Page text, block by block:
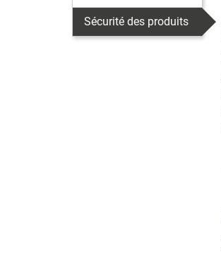
Sécurité des produits